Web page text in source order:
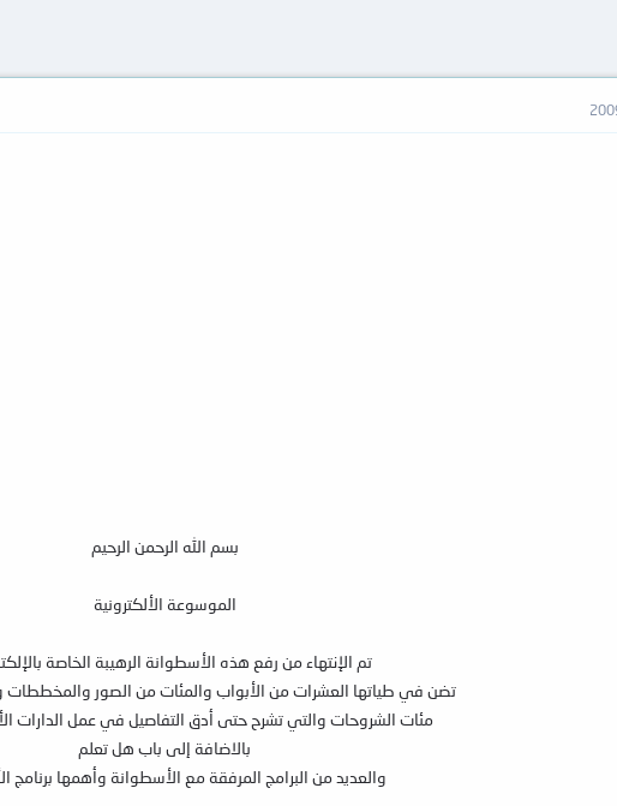
بسم الله الرحمن الرحيم
الموسوعة الألكترونية
تم الإنتهاء من رفع هذه الأسطوانة الرهيبة الخاصة
تضن في طياتها العشرات من الأبواب والمئات من الصور والمخططات
مئات الشروحات والتي تشرح حتى أدق التفاصيل في عمل الدارات
بالاضافة إلى باب هل تعلم
والعديد من البرامج المرفقة مع الأسطوانة وأهمها برنامج